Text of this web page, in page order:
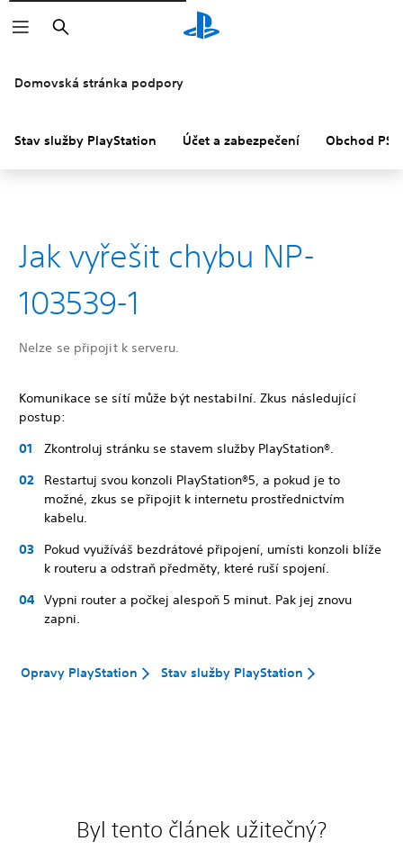
Vyhledat
Domovská stránka podpory
Stav služby PlayStation Účet a zabezpečení Obchod PS
Jak vyřešit chybu NP-
103539-1
Nelze se připojit k serveru.
Komunikace se sítí může být nestabilní. Zkus následující
postup:
Zkontroluj stránku se stavem služby PlayStation®.
Restartuj svou konzoli PlayStation®5, a pokud je to
možné, zkus se připojit k internetu prostřednictvím
kabelu.
Pokud využíváš bezdrátové připojení, umísti konzoli blíže
k routeru a odstraň předměty, které ruší spojení.
Vypni router a počkej alespoň 5 minut. Pak jej znovu
zapni.
Opravy PlayStation Stav služby PlayStation
Byl tento článek užitečný?